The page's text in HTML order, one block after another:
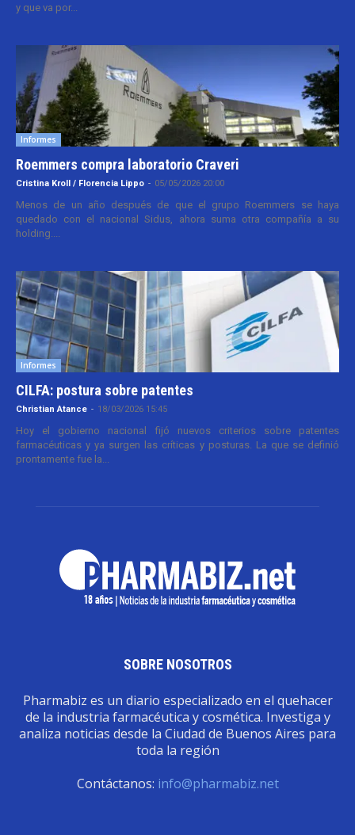
y que va por...
Informes
Roemmers compra laboratorio Craveri
Cristina Kroll / Florencia Lippo - 05/05/2026 20:00
Menos de un año después de que el grupo Roemmers se haya
quedado con el nacional Sidus, ahora suma otra compañía a su
holding....
Informes
CILFA: postura sobre patentes
Christian Atance - 18/03/2026 15:45
Hoy el gobierno nacional fijó nuevos criterios sobre patentes
farmacéuticas y ya surgen las críticas y posturas. La que se definió
prontamente fue la...
SOBRE NOSOTROS
Pharmabiz es un diario especializado en el quehacer
de la industria farmacéutica y cosmética. Investiga y
analiza noticias desde la Ciudad de Buenos Aires para
toda la región
Contáctanos: info@pharmabiz.net